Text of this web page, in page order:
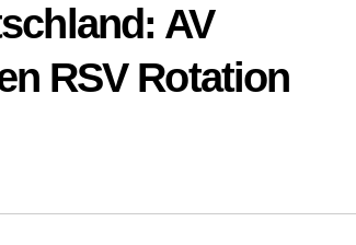
AV
RSV Rotation